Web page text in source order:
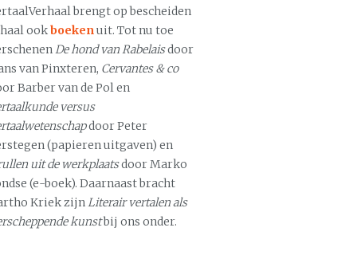
brengt op bescheiden
ookboekenuit. Tot nu toe
De hond van Rabelaisdoor
van Pinxteren, Cervantes & co
Barber van de Pol en
versus
door Peter
(papieren uitgaven) en
uit de werkplaatsdoor Marko
(e-boek). Daarnaast bracht
Kriek zijnLiterair vertalen als
kunstbij ons onder.